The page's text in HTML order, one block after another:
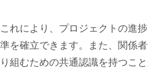
これにより、プロジェクトの進
準を確立できます。また、関係
り組むための共通認識を持つこと